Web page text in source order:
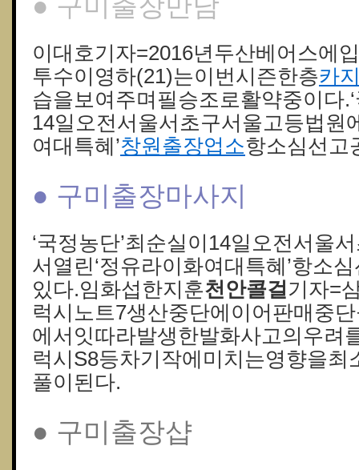
● 구미출장만남
이대호기자=2016년두산베어스에
투수이영하(21)는이번시즌한층카
습을보여주며필승조로활약중이다
14일오전서울서초구서울고등법원
여대특혜’창원출장업소항소심선고
● 구미출장마사지
‘국정농단’최순실이14일오전서울
서열린‘정유라이화여대특혜’항소
있다.임화섭한지훈천안콜걸 기자=
럭시노트7생산중단에이어판매중
에서잇따라발생한발화사고의우려
럭시S8등차기작에미치는영향을최
풀이된다.
● 구미 출장샵